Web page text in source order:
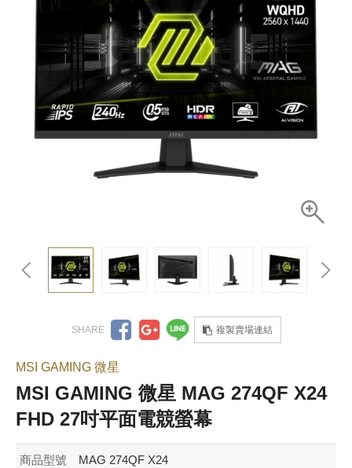
複製賣場連結
MSI GAMING 微星
MSI GAMING 微星 MAG 274QF X24
FHD 27吋平面電競螢幕
商品型號 MAG 274QF X24